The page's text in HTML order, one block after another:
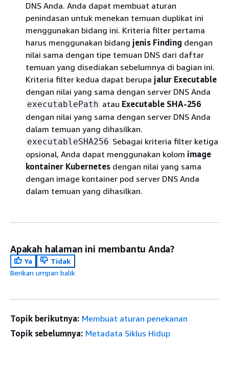
DNS Anda. Anda dapat membuat aturan
penindasan untuk menekan temuan duplikat ini
menggunakan bidang ini. Kriteria filter pertama
harus menggunakan bidang jenis Finding dengan
nilai sama dengan tipe temuan DNS dari daftar
temuan yang disediakan sebelumnya di bagian ini.
Kriteria filter kedua dapat berupa jalur Executable
dengan nilai yang sama dengan server DNS Anda
executablePath atau Executable SHA-256
dengan nilai yang sama dengan server DNS Anda
dalam temuan yang dihasilkan.
executableSHA256 Sebagai kriteria filter ketiga
opsional, Anda dapat menggunakan kolom image
kontainer Kubernetes dengan nilai yang sama
dengan image kontainer pod server DNS Anda
dalam temuan yang dihasilkan.
Apakah halaman ini membantu Anda?
Ya
Tidak
Berikan umpan balik
Topik berikutnya: Membuat aturan penekanan
Topik sebelumnya: Metadata Siklus Hidup